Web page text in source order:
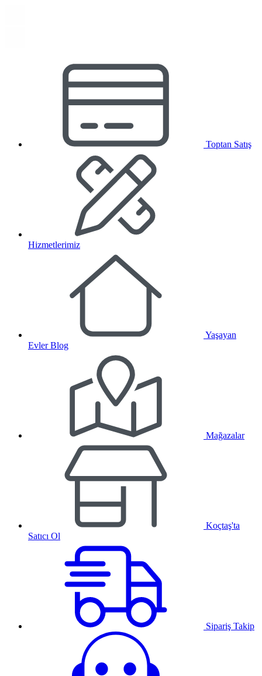
Toptan Satış
Hizmetlerimiz
Yaşayan
Evler Blog
Mağazalar
Koçtaş'ta
Satıcı Ol
Sipariş Takip